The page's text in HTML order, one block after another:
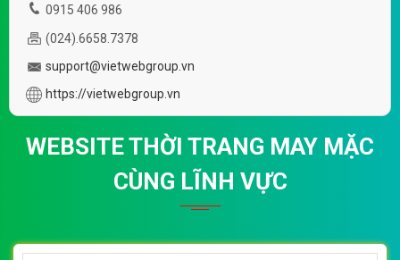
0915 406 986
(024).6658.7378
support@vietwebgroup.vn
https://vietwebgroup.vn
WEBSITE THỜI TRANG MAY MẶC
CÙNG LĨNH VỰC